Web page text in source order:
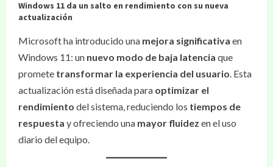
Windows 11 da un salto en rendimiento con su nueva
actualización
Microsoft ha introducido una mejora significativa en
Windows 11: un nuevo modo de baja latencia que
promete transformar la experiencia del usuario. Esta
actualización está diseñada para optimizar el
rendimiento del sistema, reduciendo los tiempos de
respuesta y ofreciendo una mayor fluidez en el uso
diario del equipo.